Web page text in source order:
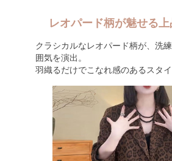
レオパード柄が魅せる
クラシカルなレオパード柄が、洗
囲気を演出。
羽織るだけでこなれ感のあるスタ